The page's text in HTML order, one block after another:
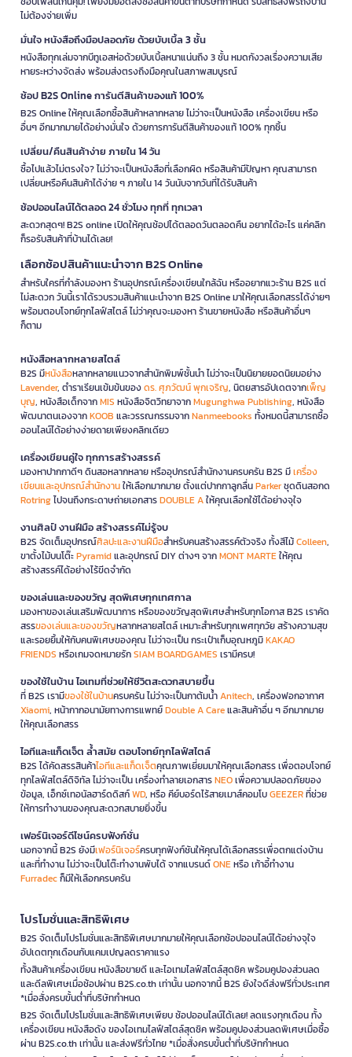
ไม่ต้องจ่ายเพิ่ม
มั่นใจ หนังสือถึงมือปลอดภัย ด้วยบับเบิ้ล 3 ชั้น
หนังสือทุกเล่มจากบีทูเอสห่อด้วยบับเบิ้ลหนาแน่นถึง 3 ชั้น หมดกังวลเรื่องความเสีย
หายระหว่างจัดส่ง พร้อมส่งตรงถึงมือคุณในสภาพสมบูรณ์
ช้อป B2S Online การันตีสินค้าของแท้ 100%
B2S Online ให้คุณเลือกซื้อสินค้าหลากหลาย ไม่ว่าจะเป็นหนังสือ เครื่องเขียน หรือ
อื่นๆ อีกมากมายได้อย่างมั่นใจ ด้วยการการันตีสินค้าของแท้ 100% ทุกชิ้น
เปลี่ยน/คืนสินค้าง่าย ภายใน 14 วัน
ซื้อไปแล้วไม่ตรงใจ? ไม่ว่าจะเป็นหนังสือที่เลือกผิด หรือสินค้ามีปัญหา คุณสามารถ
เปลี่ยนหรือคืนสินค้าได้ง่าย ๆ ภายใน 14 วันนับจากวันที่ได้รับสินค้า
ช้อปออนไลน์ได้ตลอด 24 ชั่วโมง ทุกที่ ทุกเวลา
สะดวกสุดๆ! B2S online เปิดให้คุณช้อปได้ตลอดวันตลอดคืน อยากได้อะไร แค่คลิก
ก็รอรับสินค้าที่บ้านได้เลย!
เลือกช้อปสินค้าแนะนำจาก B2S Online
สำหรับใครที่กำลังมองหา ร้านอุปกรณ์เครื่องเขียนใกล้ฉัน หรืออยากแวะร้าน B2S แต่
ไม่สะดวก วันนี้เราได้รวบรวมสินค้าแนะนำจาก B2S Online มาให้คุณเลือกสรรได้ง่ายๆ
พร้อมตอบโจทย์ทุกไลฟ์สไตล์ ไม่ว่าคุณจะมองหา ร้านขายหนังสือ หรือสินค้าอื่นๆ
ก็ตาม
หนังสือหลากหลายสไตล์
B2S มีหนังสือหลากหลายแนวจากสำนักพิมพ์ชั้นนำ ไม่ว่าจะเป็นนิยายยอดนิยมอย่าง
Lavender, ตำราเรียนเข้มข้นของดร. ศุภวัฒน์ พุกเจริญ, นิตยสารอัปเดตจากเพ็ญ
บุญ, หนังสือเด็กจากMIS หนังสือจิตวิทยาจากMugunghwa Publishing, หนังสือ
พัฒนาตนเองจากKOOB และวรรณกรรมจากNanmeebooks ทั้งหมดนี้สามารถซื้อ
ออนไลน์ได้อย่างง่ายดายเพียงคลิกเดียว
เครื่องเขียนคู่ใจ ทุกการสร้างสรรค์
มองหาปากกาดีๆ ดินสอหลากหลาย หรืออุปกรณ์สำนักงานครบครัน B2S มีเครื่อง
เขียนและอุปกรณ์สำนักงานให้เลือกมากมาย ตั้งแต่ปากกาลูกลื่นParkerชุดดินสอกด
Rotringไปจนถึงกระดาษถ่ายเอกสารDOUBLE Aให้คุณเลือกใช้ได้อย่างจุใจ
งานศิลป์ งานฝีมือ สร้างสรรค์ไม่รู้จบ
B2S จัดเต็มอุปกรณ์ศิลปะและงานฝีมือสำหรับคนสร้างสรรค์ตัวจริง ทั้งสีไม้Colleen,
ขาตั้งไม้บนโต๊ะPyramidและอุปกรณ์ DIY ต่างๆ จากMONT MARTEให้คุณ
สร้างสรรค์ได้อย่างไร้ขีดจำกัด
ของเล่นและของขวัญ สุดพิเศษทุกเทศกาล
มองหาของเล่นเสริมพัฒนาการ หรือของขวัญสุดพิเศษสำหรับทุกโอกาส B2S เราคัด
สรรของเล่นและของขวัญหลากหลายสไตล์ เหมาะสำหรับทุกเพศทุกวัย สร้างความสุข
และรอยยิ้มให้กับคนพิเศษของคุณ ไม่ว่าจะเป็น กระเป๋าเก็บอุณหภูมิKAKAO
FRIENDS หรือเกมจดหมายรักSIAM BOARDGAMES เรามีครบ!
ของใช้ในบ้าน ไอเทมที่ช่วยให้ชีวิตสะดวกสบายขึ้น
ที่ B2S เรามีของใช้ในบ้านครบครัน ไม่ว่าจะเป็นกาต้มน้ำAnitech, เครื่องฟอกอากาศ
Xiaomi, หน้ากากอนามัยทางการแพทย์Double A Careและสินค้าอื่น ๆ อีกมากมาย
ให้คุณเลือกสรร
ไอทีและแก็ดเจ็ต ล้ำสมัย ตอบโจทย์ทุกไลฟ์สไตล์
B2S ได้คัดสรรสินค้าไอทีและแก็ดเจ็ตคุณภาพเยี่ยมมาให้คุณเลือกสรร เพื่อตอบโจทย์
ทุกไลฟ์สไตล์ดิจิทัล ไม่ว่าจะเป็น เครื่องทำลายเอกสารNEOเพื่อความปลอดภัยของ
ข้อมูล, เอ็กซ์เทอนัลฮาร์ดดิสก์WD, หรือ คีย์บอร์ดไร้สายเมาส์คอมโบGEEZERที่ช่วย
ให้การทำงานของคุณสะดวกสบายยิ่งขึ้น
เฟอร์นิเจอร์ดีไซน์ครบฟังก์ชั่น
นอกจากนี้ B2S ยังมีเฟอร์นิเจอร์ครบทุกฟังก์ชันให้คุณได้เลือกสรรเพื่อตกแต่งบ้าน
และที่ทำงาน ไม่ว่าจะเป็นโต๊ะทำงานพับได้ จากแบรนด์ONEหรือ เก้าอี้ทำงาน
Furradecก็มีให้เลือกครบครัน
โปรโมชั่นและสิทธิพิเศษ
B2S จัดเต็มโปรโมชั่นและสิทธิพิเศษมากมายให้คุณเลือกช้อปออนไลน์ได้อย่างจุใจ
อัปเดตทุกเดือนกับแคมเปญลดราคาแรง
ทั้งสินค้าเครื่องเขียน หนังสือขายดี และไอเทมไลฟ์สไตล์สุดชิค พร้อมคูปองส่วนลด
และดีลพิเศษเมื่อช้อปผ่าน B2S.co.th เท่านั้น นอกจากนี้ B2S ยังใจดีส่งฟรีทั่วประเทศ
*เมื่อสั่งครบขั้นต่ำที่บริษัทกำหนด
B2S จัดเต็มโปรโมชั่นและสิทธิพิเศษเพียบ ช้อปออนไลน์ได้เลย! ลดแรงทุกเดือน ทั้ง
เครื่องเขียน หนังสือดัง ของไอเทมไลฟ์สไตล์สุดชิค พร้อมคูปองส่วนลดพิเศษเมื่อซื้อ
ผ่าน B2S.co.th เท่านั้น และส่งฟรีทั่วไทย *เมื่อสั่งครบขั้นต่ำที่บริษัทกำหนด